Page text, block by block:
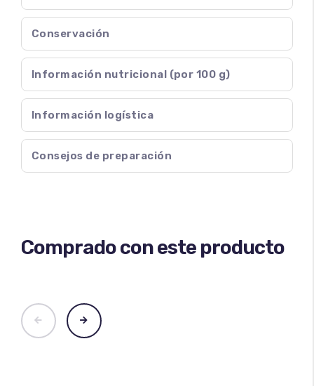
Conservación
Información nutricional (por 100 g)
Información logística
Consejos de preparación
Comprado con este producto